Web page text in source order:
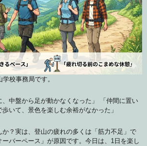
校事務局です。
、中盤から足が動かなくなった」 「仲間に置い
いて、景色を楽しむ余裕がなかった」
か？実は、登山の疲れの多くは「筋力不足」で
バーペース」が原因です。今日は、1日を楽し